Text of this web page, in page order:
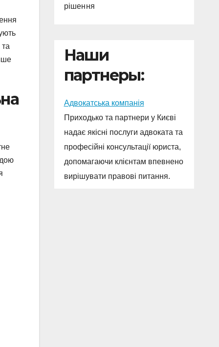
рішення
Наши
партнеры:
Адвокатська компанія
Приходько та партнери у Києві
надає якісні послуги адвоката та
професійні консультації юриста,
допомагаючи клієнтам впевнено
вирішувати правові питання.